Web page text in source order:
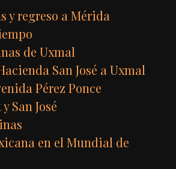
y regreso a Mérida
de Uxmal
San José a Uxmal
Pérez Ponce
San José
en el Mundial de